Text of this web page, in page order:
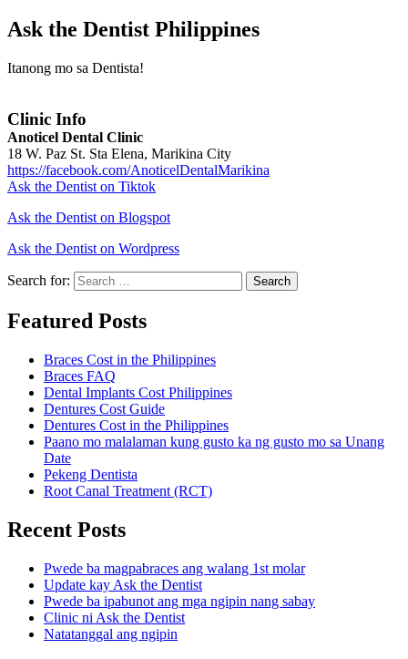
Ask the Dentist Philippines
Itanong mo sa Dentista!
Clinic Info
Anoticel Dental Clinic
18 W. Paz St. Sta Elena, Marikina City
https://facebook.com/AnoticelDentalMarikina
Ask the Dentist on Tiktok
Ask the Dentist on Blogspot
Ask the Dentist on Wordpress
Search for: Search
Featured Posts
Braces Cost in the Philippines
Braces FAQ
Dental Implants Cost Philippines
Dentures Cost Guide
Dentures Cost in the Philippines
Paano mo malalaman kung gusto ka ng gusto mo sa Unang
Date
Pekeng Dentista
Root Canal Treatment (RCT)
Recent Posts
Pwede ba magpabraces ang walang 1st molar
Update kay Ask the Dentist
Pwede ba ipabunot ang mga ngipin nang sabay
Clinic ni Ask the Dentist
Natatanggal ang ngipin